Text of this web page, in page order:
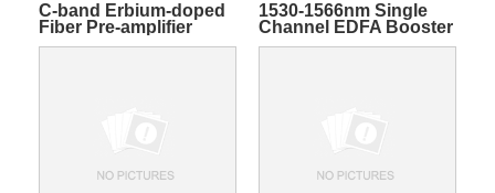
C-band Erbium-doped
Fiber Pre-amplifier
Module
1530-1566nm Single
Channel EDFA Booster
Amplifier Module